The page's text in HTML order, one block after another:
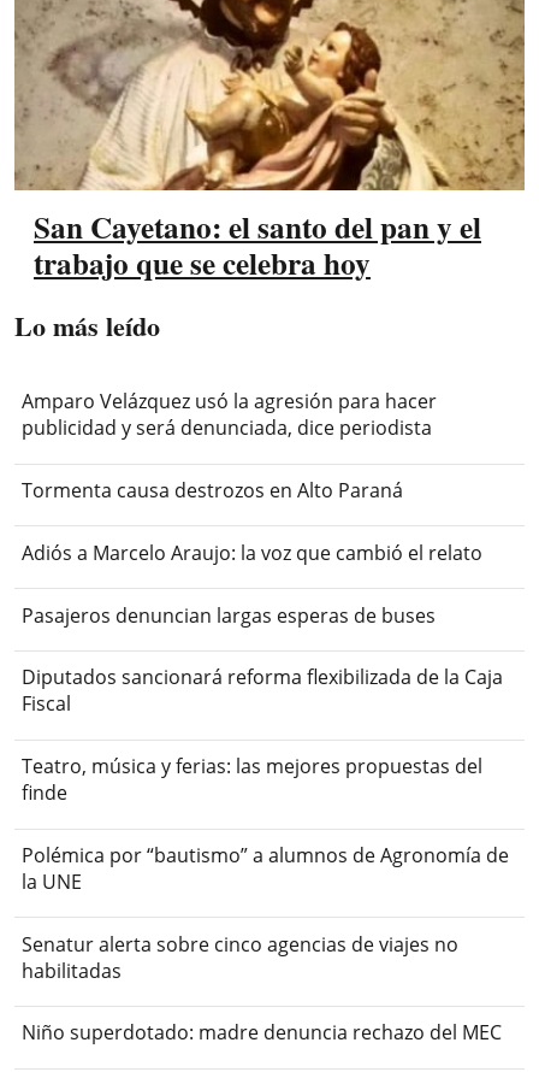
San Cayetano: el santo del pan y el
trabajo que se celebra hoy
Lo más leído
Amparo Velázquez usó la agresión para hacer
publicidad y será denunciada, dice periodista
Tormenta causa destrozos en Alto Paraná
Adiós a Marcelo Araujo: la voz que cambió el relato
Pasajeros denuncian largas esperas de buses
Diputados sancionará reforma flexibilizada de la Caja
Fiscal
Teatro, música y ferias: las mejores propuestas del
finde
Polémica por “bautismo” a alumnos de Agronomía de
la UNE
Senatur alerta sobre cinco agencias de viajes no
habilitadas
Niño superdotado: madre denuncia rechazo del MEC